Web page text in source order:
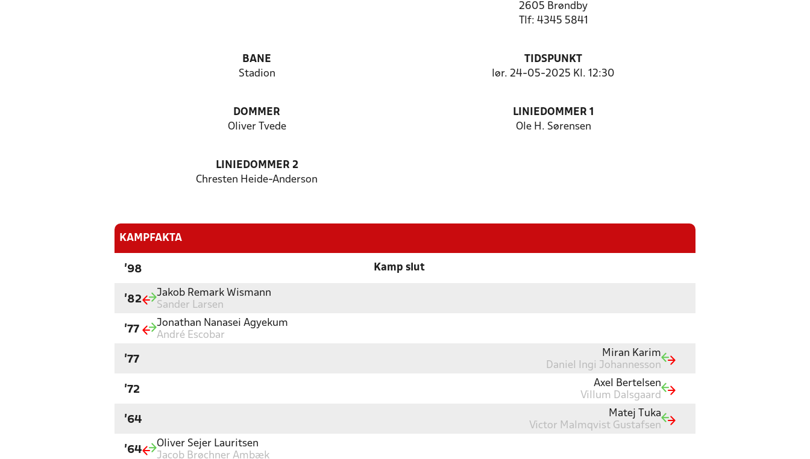
2605 Brøndby
Tlf: 4345 5841
BANE
Stadion
TIDSPUNKT
lør. 24-05-2025 Kl. 12:30
DOMMER
Oliver Tvede
LINIEDOMMER 1
Ole H. Sørensen
LINIEDOMMER 2
Chresten Heide-Anderson
KAMPFAKTA
'98 Kamp slut
'82
Jakob Remark Wismann
Sander Larsen
'77
Jonathan Nanasei Agyekum
André Escobar
'77
Miran Karim
Daniel Ingi Johannesson
'72
Axel Bertelsen
Villum Dalsgaard
'64
Matej Tuka
Victor Malmqvist Gustafsen
'64
Oliver Sejer Lauritsen
Jacob Brøchner Ambæk